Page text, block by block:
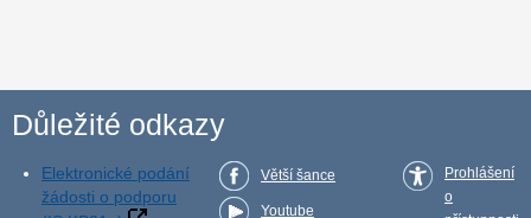
Důležité odkazy
Elektronické podání
žádosti o podporu
Větší šance
Youtube
Prohlášení
o